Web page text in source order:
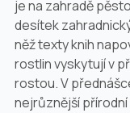
je na zahradě
desítek
něž texty knih
rostlin vyskytují v
rostou. V
nejrůznější